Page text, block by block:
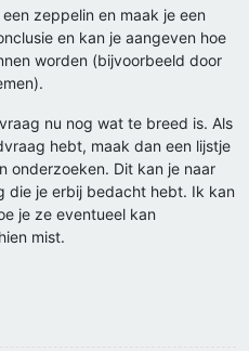
zeppelin en maak je een
en kan je aangeven hoe
worden (bijvoorbeeld door
nu nog wat te breed is. Als
hebt, maak dan een lijstje
onderzoeken. Dit kan je naar
die je erbij bedacht hebt. Ik kan
je ze eventueel kan
mist.